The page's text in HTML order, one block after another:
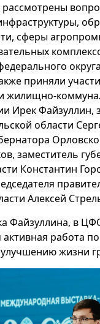
сферы
приняли
жилищно-
Ирек Файзуллин,
области
заместитель
Константин
Алексей
Файзуллина, в
активная работа по
жизни